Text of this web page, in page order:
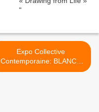
Expo Collective
Contemporaine: BLANCS
D'HIVER >